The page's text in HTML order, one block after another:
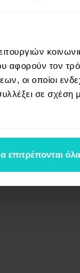
αφορούν τον
οι οποίοι
σε σχέση
επιτρέπονται όλα
Προηγμένες
και
διασύνδεση